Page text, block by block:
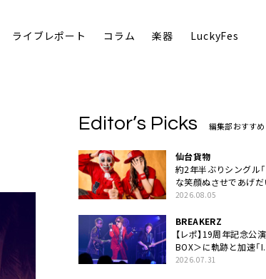
ライブレポート コラム 楽器 LuckyFes
Editor’s Picks 編集部おすすめ
仙台貨物
約2年半ぶりシングル
な笑顔ぬさせであげだ
2026.08.05
BREAKERZ
【レポ】19周年記念公
BOX＞に軌跡と加速「
2026.07.31